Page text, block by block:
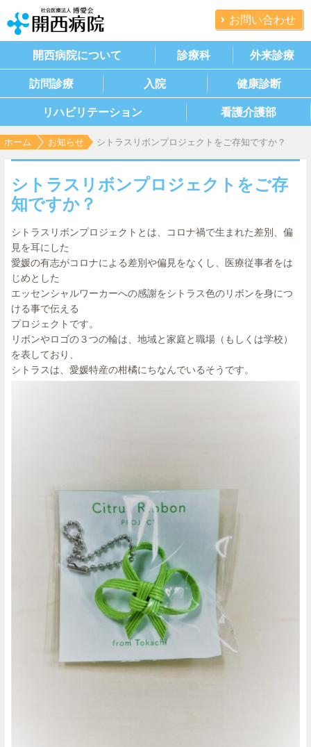
お問い合わせ
開西病院について 診療科 外来診療
訪問診療 入院 健康診断
リハビリテーション 看護介護部
ホーム お知らせ シトラスリボンプロジェクトをご存知ですか？
シトラスリボンプロジェクトをご存
知ですか？
シトラスリボンプロジェクトとは、コロナ禍で生まれた差別、偏
見を耳にした
愛媛の有志がコロナによる差別や偏見をなくし、医療従事者をは
じめとした
エッセンシャルワーカーへの感謝をシトラス色のリボンを身につ
ける事で伝える
プロジェクトです。
リボンやロゴの３つの輪は、地域と家庭と職場（もしくは学校）
を表しており、
シトラスは、愛媛特産の柑橘にちなんでいるそうです。